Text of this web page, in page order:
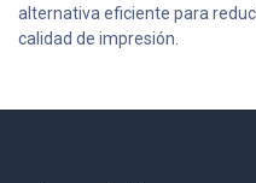
alternativa eficiente para
calidad de impresión.